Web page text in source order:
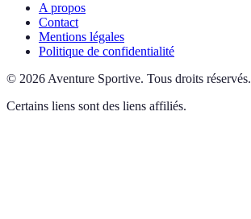
A propos
Contact
Mentions légales
Politique de confidentialité
© 2026 Aventure Sportive. Tous droits réservés.
Certains liens sont des liens affiliés.